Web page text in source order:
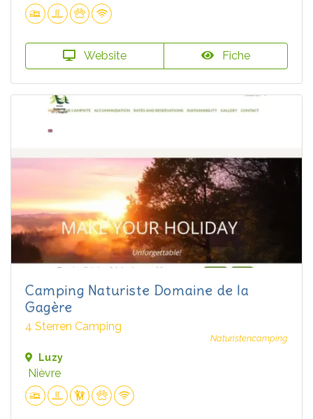
Website Fiche
Camping Naturiste Domaine de la
Gagère
4 Sterren Camping
Naturistencamping
Luzy
Nièvre